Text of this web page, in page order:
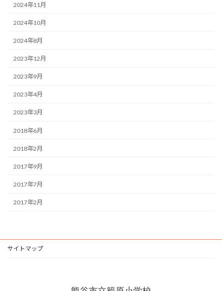
2024年11月
2024年10月
2024年8月
2023年12月
2023年9月
2023年4月
2023年3月
2018年6月
2018年2月
2017年9月
2017年7月
2017年2月
サイトマップ